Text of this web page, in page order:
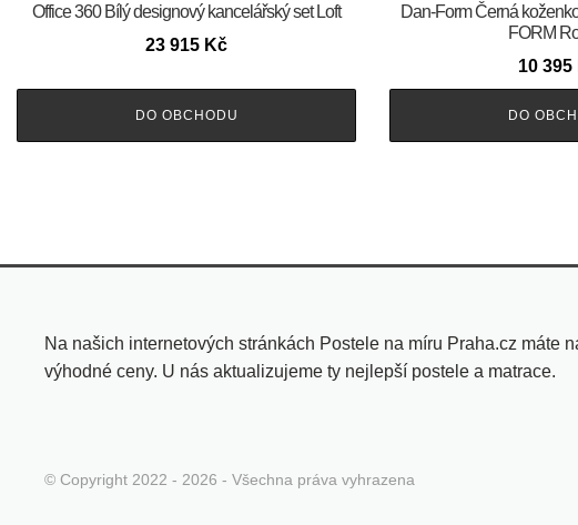
Office 360 Bílý designový kancelářský set Loft
23 915 Kč
DO OBCHODU
​​​​​Dan-Form Černá
FORM
10 395
DO
Na našich internetových stránkách Postele na míru Praha.cz máte
výhodné ceny. U nás aktualizujeme ty nejlepší postele a matrace.
© Copyright 2022 - 2026 - Všechna práva vyhrazena